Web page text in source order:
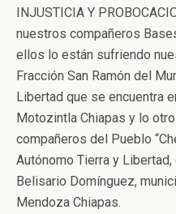
INJUSTICIA Y
nuestros compañeros
ellos lo están sufriendo
Fracción San Ramón del
Libertad que se encuentra
Motozintla Chiapas y lo
compañeros del Pueblo
Autónomo Tierra y
Belisario Domínguez,
Mendoza Chiapas.